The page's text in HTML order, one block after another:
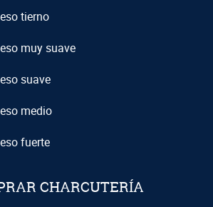
tierno
muy suave
suave
medio
fuerte
CHARCUTERÍA